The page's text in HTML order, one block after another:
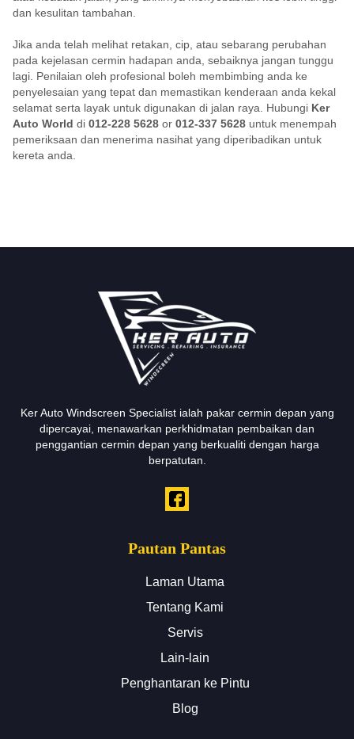
dan kesulitan tambahan.
Jika anda telah melihat retakan, cip, atau sebarang perubahan
pada kejelasan cermin hadapan anda, sebaiknya jangan tunggu
lagi. Penilaian oleh profesional boleh membimbing anda ke
penyelesaian yang tepat dan memastikan kenderaan anda kekal
selamat serta layak untuk digunakan di jalan raya. Hubungi Ker
Auto World di 012-228 5628 or 012-337 5628 untuk menempah
pemeriksaan dan menerima nasihat yang diperibadikan untuk
kereta anda.
Ker Auto Windscreen Specialist ialah pakar cermin depan yang
dipercayai, menawarkan perkhidmatan pembaikan dan
penggantian cermin depan yang berkualiti dengan harga
berpatutan.
Pautan Pantas
Laman Utama
Tentang Kami
Servis
Lain-lain
Penghantaran ke Pintu
Blog